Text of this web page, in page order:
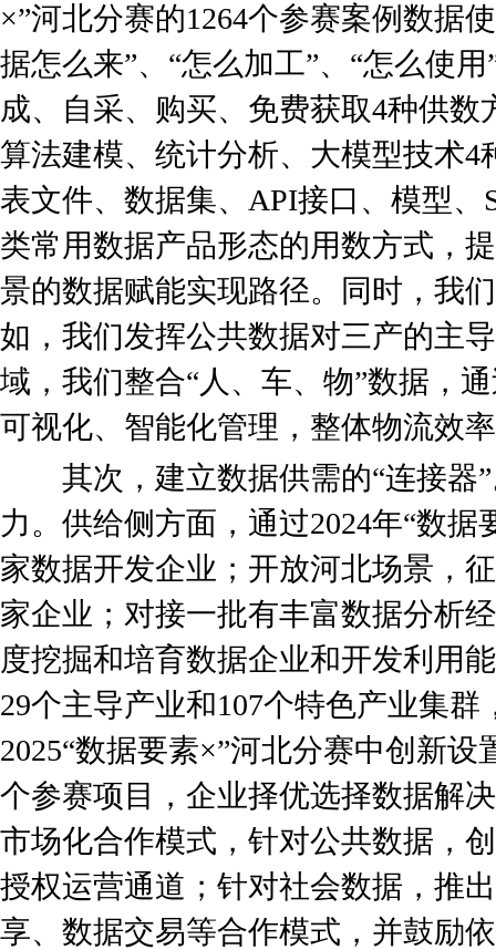
×”河北分赛的1264个参赛案例数据
据怎么来”、“怎么加工”、“怎么使
成、自采、购买、免费获取4种供
算法建模、统计分析、大模型技术
表文件、数据集、API接口、模型、
类常用数据产品形态的用数方式，
景的数据赋能实现路径。同时，我
如，我们发挥公共数据对三产的主
域，我们整合“人、车、物”数据，
可视化、智能化管理，整体物流效
其次，建立数据供需的“连接器”
力。供给侧方面，通过2024年“数据
家数据开发企业；开放河北场景，
家企业；对接一批有丰富数据分析
度挖掘和培育数据企业和开发利用
29个主导产业和107个特色产业集群
2025“数据要素×”河北分赛中创新
个参赛项目，企业择优选择数据解
市场化合作模式，针对公共数据，
授权运营通道；针对社会数据，推
享、数据交易等合作模式，并鼓励